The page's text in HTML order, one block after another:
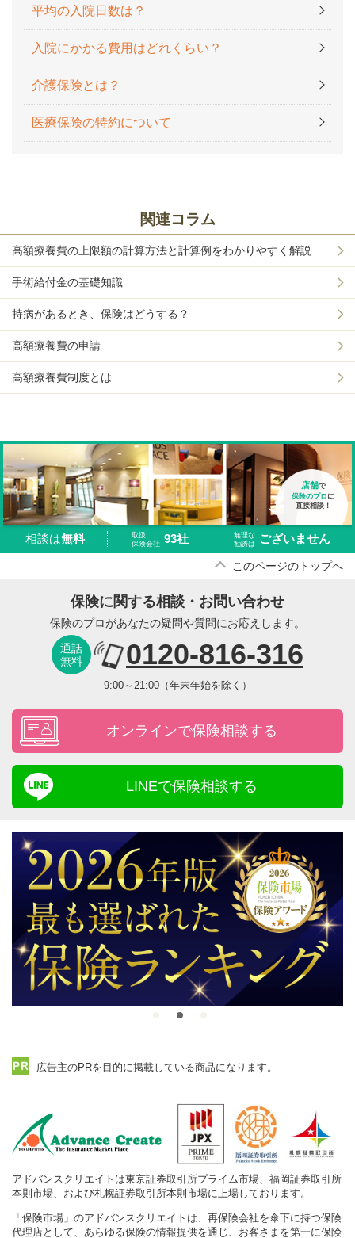
平均の入院日数は？
入院にかかる費用はどれくらい？
介護保険とは？
医療保険の特約について
関連コラム
高額療養費の上限額の計算方法と計算例をわかりやすく解説
手術給付金の基礎知識
持病があるとき、保険はどうする？
高額療養費の申請
高額療養費制度とは
店舗で
保険のプロ に
直接相談！
相談は無料
取扱
保険会社 93社
無理な
勧誘は
ございません
このページのトップへ
保険に関する相談・お問い合わせ
保険のプロがあなたの疑問や質問にお応えします。
通話
無料
0120-816-316
9:00～21:00（年末年始を除く）
オンラインで保険相談する
LINEで保険相談する
広告主のPRを目的に掲載している商品になります。
アドバンスクリエイトは東京証券取引所プライム市場、福岡証券取引所
本則市場、および札幌証券取引所本則市場に上場しております。
「保険市場」のアドバンスクリエイトは、再保険会社を傘下に持つ保険
代理店として、あらゆる保険の情報提供を通じ、お客さまを第一に保険